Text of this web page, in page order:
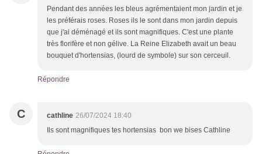
Pendant des années les bleus agrémentaient mon jardin et je
les préférais roses. Roses ils le sont dans mon jardin depuis
que j'ai déménagé et ils sont magnifiques. C'est une plante
très florifère et non gélive. La Reine Elizabeth avait un beau
bouquet d'hortensias, (lourd de symbole) sur son cerceuil.
Répondre
C cathline 26/07/2024 18:40
Ils sont magnifiques tes hortensias bon we bises Cathline